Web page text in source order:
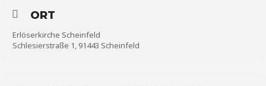
ORT
Erlöserkirche Scheinfeld
Schlesierstraße 1, 91443 Scheinfeld